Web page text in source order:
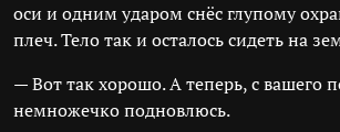
оси и одним ударом снёс глупому
плеч. Тело так и осталось сидеть на
— Вот так хорошо. А теперь, с вашего
немножечко подновлюсь.